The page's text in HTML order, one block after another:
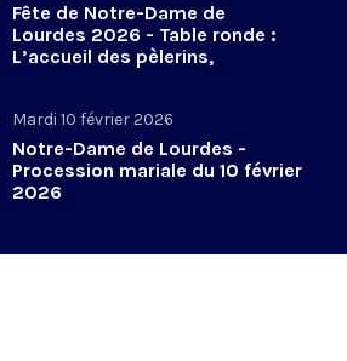
Fête de Notre-Dame de
Lourdes 2026 - Table ronde :
L’accueil des pèlerins,
Mardi 10 février 2026
Notre-Dame de Lourdes -
Procession mariale du 10 février
2026